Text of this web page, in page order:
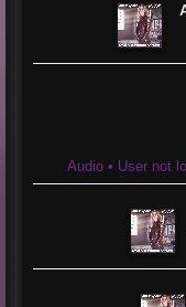
Audio • User not